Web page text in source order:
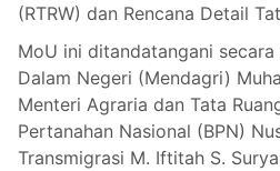
(RTRW) dan Rencana Detail
MoU ini ditandatangani
Dalam Negeri (Mendagri)
Menteri Agraria dan Tata
Pertanahan Nasional (BPN)
Transmigrasi M. Iftitah S.